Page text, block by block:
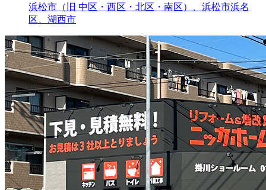
浜松市（旧 中区・西区・北区・南区）、浜松市浜名
区、湖西市